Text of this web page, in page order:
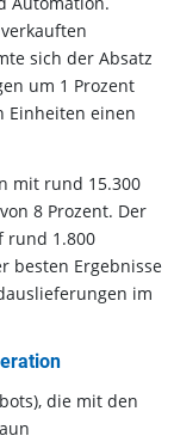
sich der Absatz
um 1 Prozent
Einheiten einen
mit rund 15.300
8 Prozent. Der
rund 1.800
besten Ergebnisse
im
die mit den